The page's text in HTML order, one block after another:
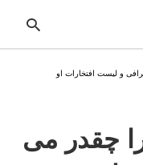
و لیست افتخارات او
چقدر می